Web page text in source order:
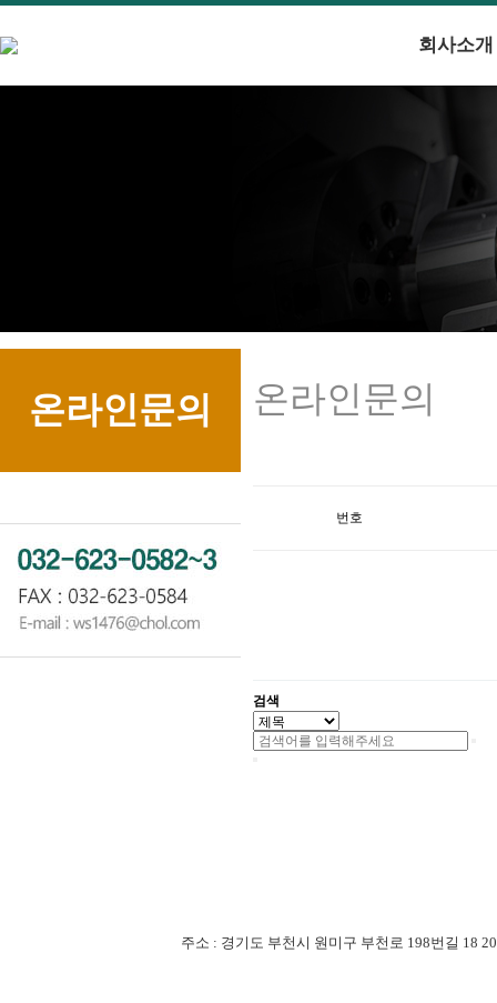
회사소개
온라인문의 온라인문의
번호
검색
주소 : 경기도 부천시 원미구 부천로 198번길